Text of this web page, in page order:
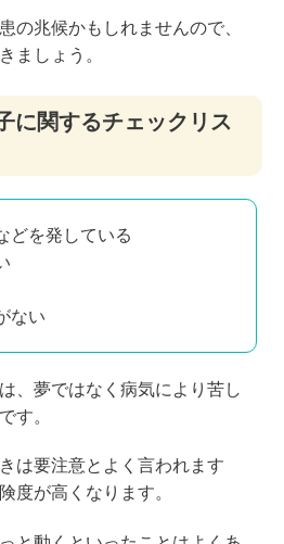
の兆候かもしれませんので、
ましょう。
に関するチェックリス
どを発している
ない
、夢ではなく病気により苦し
す。
は要注意とよく言われます
度が高くなります。